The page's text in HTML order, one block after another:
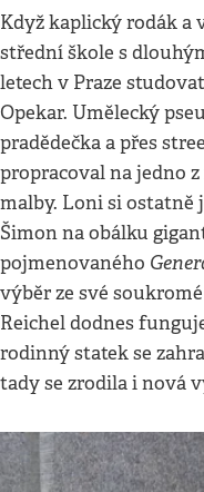
Když kaplický rodák a
střední škole s
letech v Praze
Opekar. Umělecký
pradědečka a přes
propracoval na jedno
malby. Loni si ostatně
Šimon na obálku
pojmenovaného
výběr ze své
Reichel dodnes
rodinný statek se
tady se zrodila i nová